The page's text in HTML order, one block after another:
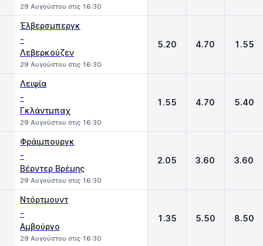
29 Αυγούστου στις 16:30
Έλβερσμπεργκ
-
Λεβερκούζεν
29 Αυγούστου στις 16:30
5.20 4.70 1.55
Λειψία
-
Γκλάντμπαχ
29 Αυγούστου στις 16:30
1.55 4.70 5.40
Φράιμπουργκ
-
Βέρντερ Βρέμης
29 Αυγούστου στις 16:30
2.05 3.60 3.60
Ντόρτμουντ
-
Αμβούργο
29 Αυγούστου στις 16:30
1.35 5.50 8.50